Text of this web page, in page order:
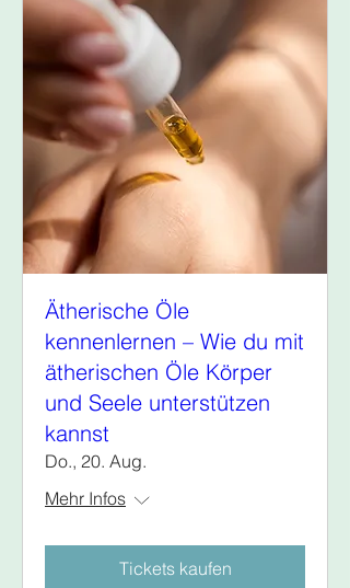
Ätherische Öle
kennenlernen – Wie du mit
ätherischen Öle Körper
und Seele unterstützen
kannst
Do., 20. Aug.
Mehr Infos
Tickets kaufen